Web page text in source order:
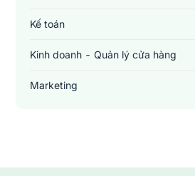
Kế toán
Kinh doanh - Quản lý cửa hàng
Marketing